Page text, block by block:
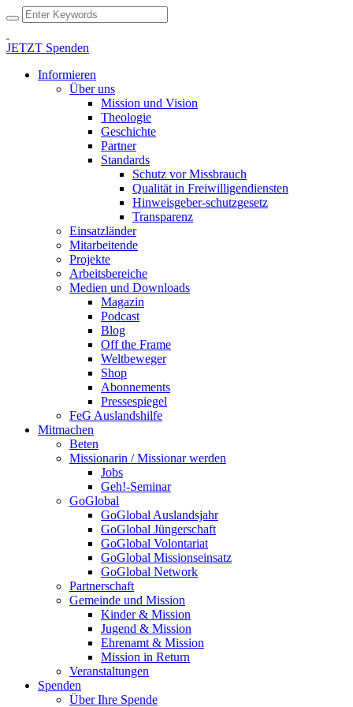
JETZT Spenden
Informieren
Über uns
Mission und Vision
Theologie
Geschichte
Partner
Standards
Schutz vor Missbrauch
Qualität in Freiwilligendiensten
Hinweisgeber-schutzgesetz
Transparenz
Einsatzländer
Mitarbeitende
Projekte
Arbeitsbereiche
Medien und Downloads
Magazin
Podcast
Blog
Off the Frame
Weltbeweger
Shop
Abonnements
Pressespiegel
FeG Auslandshilfe
Mitmachen
Beten
Missionarin / Missionar werden
Jobs
Geh!-Seminar
GoGlobal
GoGlobal Auslandsjahr
GoGlobal Jüngerschaft
GoGlobal Volontariat
GoGlobal Missionseinsatz
GoGlobal Network
Partnerschaft
Gemeinde und Mission
Kinder & Mission
Jugend & Mission
Ehrenamt & Mission
Mission in Return
Veranstaltungen
Spenden
Über Ihre Spende